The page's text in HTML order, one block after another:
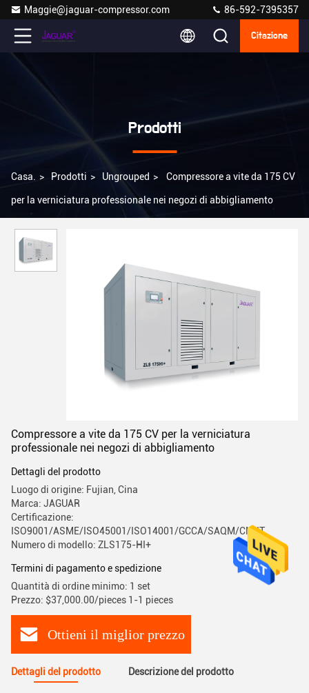
Maggie@jaguar-compressor.com 86-592-7395357
Citazione
Prodotti
Casa. > Prodotti > Ungrouped > Compressore a vite da 175 CV
per la verniciatura professionale nei negozi di abbigliamento
Compressore a vite da 175 CV per la verniciatura
professionale nei negozi di abbigliamento
Dettagli del prodotto
Luogo di origine: Fujian, Cina
Marca: JAGUAR
Certificazione:
ISO9001/ASME/ISO45001/ISO14001/GCCA/SAQM/CMIIT
Numero di modello: ZLS175-HI+
Termini di pagamento e spedizione
Quantità di ordine minimo: 1 set
Prezzo: $37,000.00/pieces 1-1 pieces
Ottieni il miglior prezzo
Dettagli del prodotto Descrizione del prodotto